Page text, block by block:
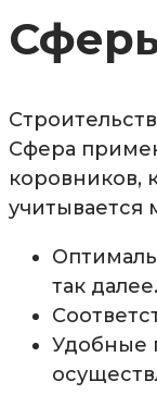
Сфера
коровников,
учитывается
так далее.
Удобные